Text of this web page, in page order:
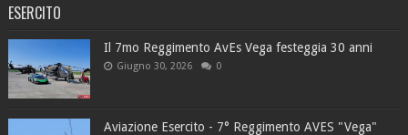
ESERCITO
Il 7mo Reggimento AvEs Vega festeggia 30 anni
Giugno 30, 2026 0
Aviazione Esercito - 7° Reggimento AVES "Vega"